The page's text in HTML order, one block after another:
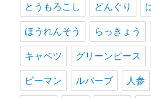
とうもろこし どんぐり
ほうれんそう らっきょう
キャベツ グリーンピース
ピーマン ルバーブ 人参